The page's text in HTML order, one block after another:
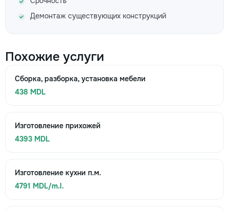
Демонтаж существующих конструкций
Похожие услуги
Сборка, разборка, установка мебели
438 MDL
Изготовление прихожей
4393 MDL
Изготовление кухни п.м.
4791 MDL/m.l.